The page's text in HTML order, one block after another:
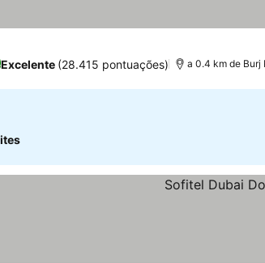
Excelente (28.415 pontuações) a 0.4 km de